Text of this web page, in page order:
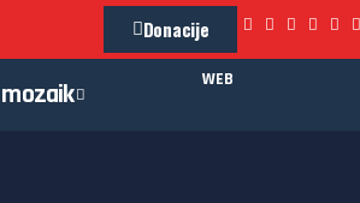
Donacije
mozaik WEB